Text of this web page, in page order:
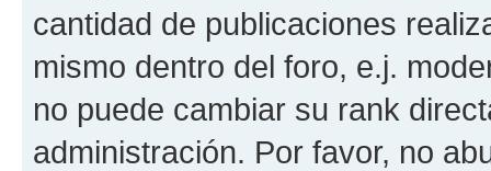
cantidad de publicaciones
mismo dentro del foro, e.j.
no puede cambiar su rank
administración. Por favor, no